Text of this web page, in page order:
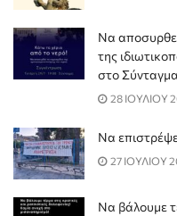
Να
της
στο Σύνταγμα
28 ΙΟΥΛΙΟΥ
Να
27 ΙΟΥΛΙΟΥ
Να βάλουμε